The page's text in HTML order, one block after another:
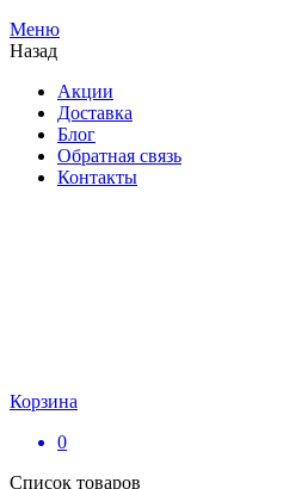
Меню
Назад
Акции
Доставка
Блог
Обратная связь
Контакты
Корзина
0
Список товаров